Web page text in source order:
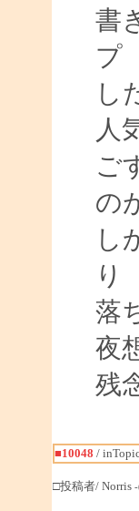
書
プ
し
人
ご
の
し
り
落
夜
残
■10048 /
□投稿者/ Norris